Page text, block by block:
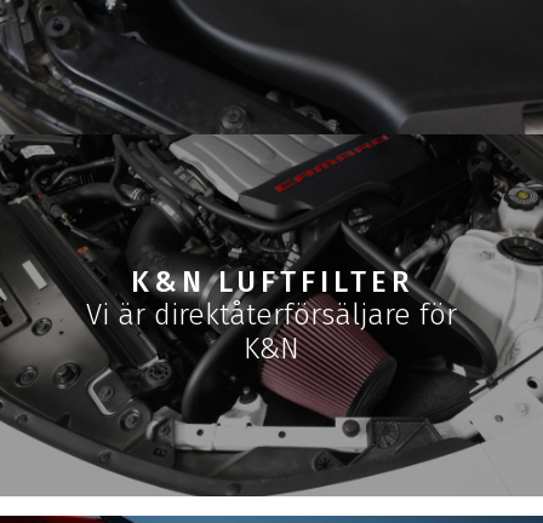
K&N LUFTFILTER
Vi är direktåterförsäljare för
K&N